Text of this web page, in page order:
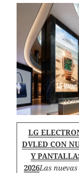
LG
DVLED CON
Y
2026Las